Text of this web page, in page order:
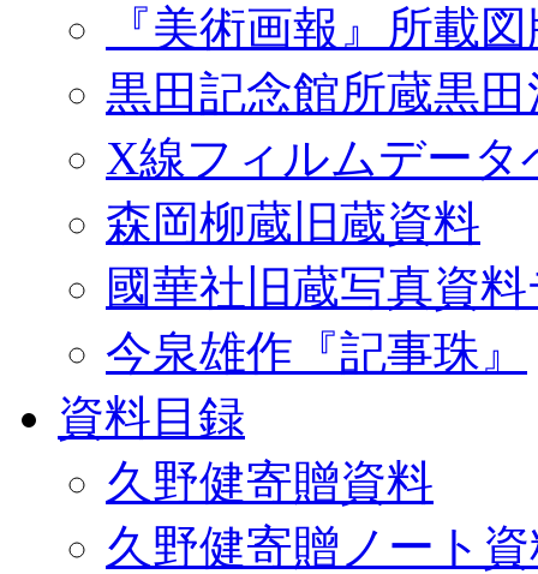
『美術画報』所載
黒田記念館所蔵黒
X線フィルムデータ
森岡柳蔵旧蔵資料
國華社旧蔵写真資
今泉雄作『記事珠』
資料目録
久野健寄贈資料
久野健寄贈ノート